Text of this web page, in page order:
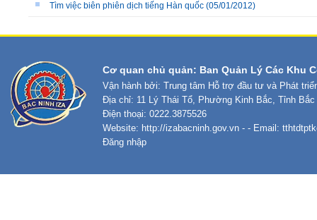
Tìm việc biên phiên dịch tiếng Hàn quốc (05/01/2012)
Cơ quan chủ quản: Ban Quản Lý Các Khu
Vận hành bởi: Trung tâm Hỗ trợ đầu tư và Phát
Địa chỉ: 11 Lý Thái Tổ, Phường Kinh Bắc, Tỉnh Bắc
Điện thoại: 0222.3875526
Website: http://izabacninh.gov.vn - - Email:
Đăng nhập